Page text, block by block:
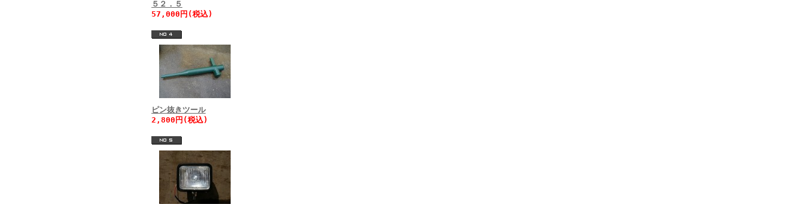
５２．５
57,000円(税込)
ピン抜きツール
2,800円(税込)